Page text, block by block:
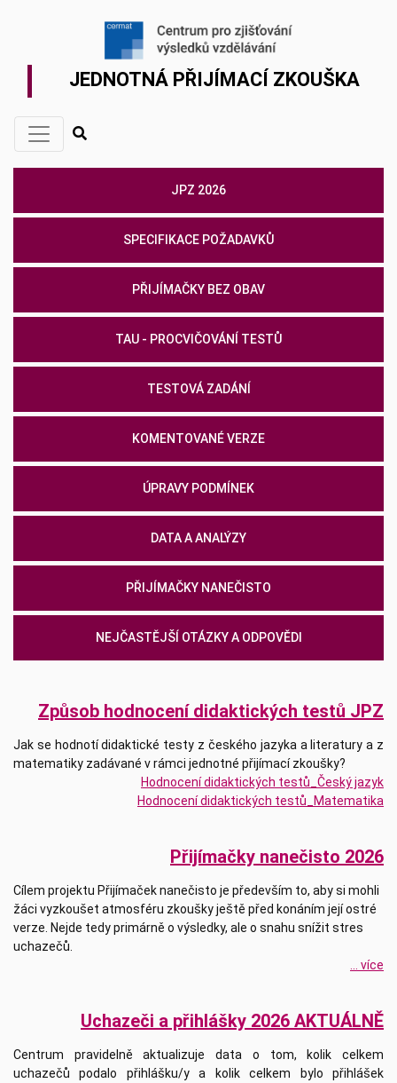
JEDNOTNÁ PŘIJÍMACÍ ZKOUŠKA
JPZ 2026
SPECIFIKACE POŽADAVKŮ
PŘIJÍMAČKY BEZ OBAV
TAU - PROCVIČOVÁNÍ TESTŮ
TESTOVÁ ZADÁNÍ
KOMENTOVANÉ VERZE
ÚPRAVY PODMÍNEK
DATA A ANALÝZY
PŘIJÍMAČKY NANEČISTO
NEJČASTĚJŠÍ OTÁZKY A ODPOVĚDI
Způsob hodnocení didaktických testů JPZ
Jak se hodnotí didaktické testy z českého jazyka a literatury a z
matematiky zadávané v rámci jednotné přijímací zkoušky?
Hodnocení didaktických testů_Český jazyk
Hodnocení didaktických testů_Matematika
Přijímačky nanečisto 2026
Cílem projektu Přijímaček nanečisto je především to, aby si mohli
žáci vyzkoušet atmosféru zkoušky ještě před konáním její ostré
verze. Nejde tedy primárně o výsledky, ale o snahu snížit stres
uchazečů.
... více
Uchazeči a přihlášky 2026 AKTUÁLNĚ
Centrum pravidelně aktualizuje data o tom, kolik celkem
uchazečů podalo přihlášku/y a kolik celkem bylo přihlášek